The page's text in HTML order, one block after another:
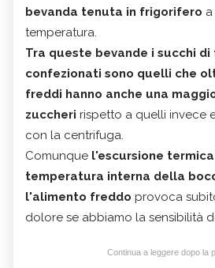
bevanda tenuta in frigorifero
temperatura.
Tra queste bevande i succhi
confezionati sono quelli che
freddi hanno anche una
zuccheri rispetto a quelli invece
con la centrifuga.
Comunque l'escursione
temperatura interna della
l'alimento freddo provoca
dolore se abbiamo la sensibilità
Continua a leggere dopo la